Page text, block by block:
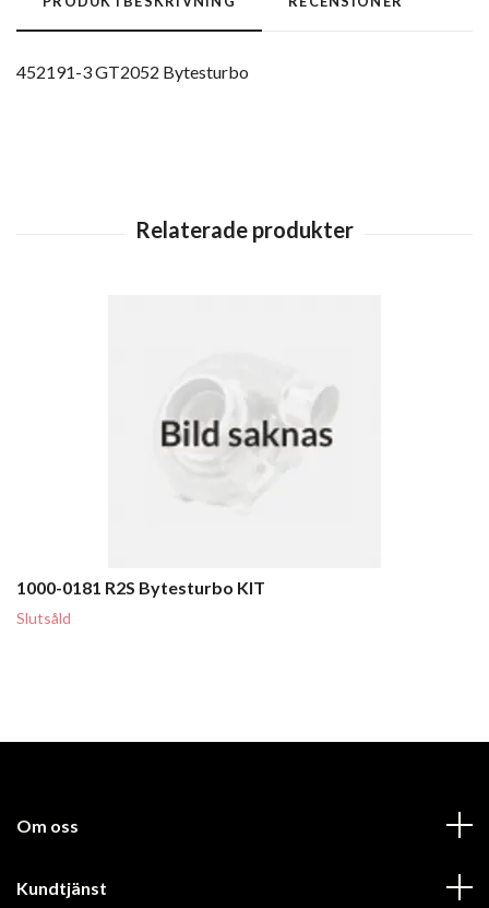
452191-3 GT2052 Bytesturbo
1000-0181 R2S Bytesturbo KIT
Slutsåld
Om oss
Kundtjänst